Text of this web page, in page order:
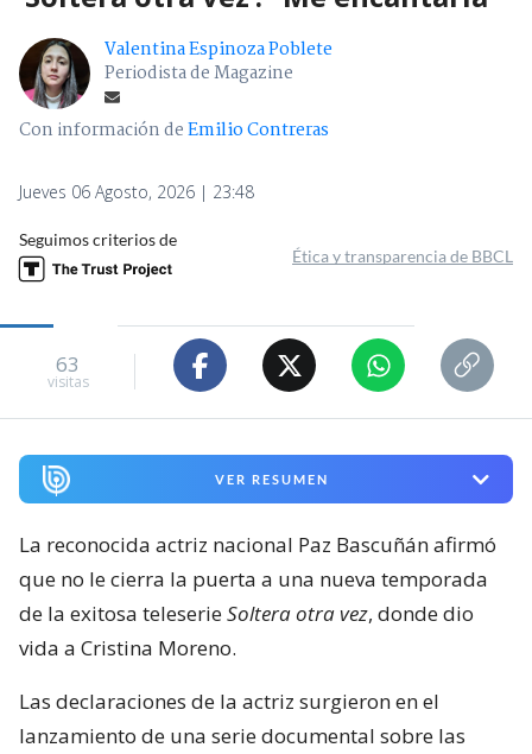
Valentina Espinoza Poblete
Periodista de Magazine
Con información deEmilio Contreras
Jueves 06 Agosto, 2026 | 23:48
Seguimos criterios de
Ética y transparencia de BBCL
63
visitas
VER RESUMEN
La reconocida actriz nacional Paz Bascuñán afirmó
que no le cierra la puerta a una nueva temporada
de la exitosa teleserieSoltera otra vez, donde dio
vida a Cristina Moreno.
Las declaraciones de la actriz surgieron en el
lanzamiento de una serie documental sobre las